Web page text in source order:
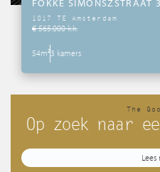
1017 TE Amsterdam
€ 565.000 k.k.
54m²3 kamers
The
Op zoek naar